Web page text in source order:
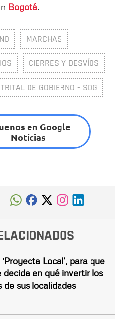
Bogotá.
MARCHAS
CIERRES Y DESVÍOS
DE GOBIERNO - SDG
en Google
Noticias
Local’, para que
decida en qué invertir los
de sus localidades